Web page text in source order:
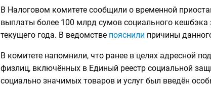
В Налоговом комитете сообщили о временной
выплаты более 100 млрд сумов социального кешбэка
текущего года. В ведомстве пояснили причины
В комитете напомнили, что ранее в целях адресной
физлиц, включённых в Единый реестр социальной
социально значимых товаров и услуг был введён